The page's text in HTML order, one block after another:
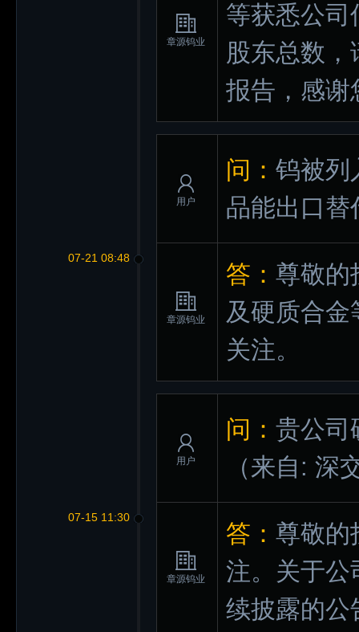
章源钨业
等获悉公司
股东总数
报告，感谢
07-21 08:48
用户
问： 钨被列
品能出口替
章源钨业
答： 尊敬的
及硬质合
关注。
07-15 11:30
用户
问： 贵公司
（来自: 深
章源钨业
答： 尊敬的
注。关于公
续披露的公